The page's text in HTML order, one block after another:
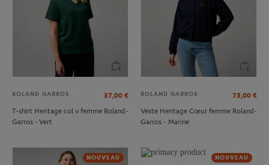
ROLAND GARROS 37,00 €
T-shirt Heritage col v femme Roland-
Garros - Vert
ROLAND GARROS 75,00 €
Veste Heritage Cœur femme Roland-
Garros - Marine
NOUVEAU NOUVEAU